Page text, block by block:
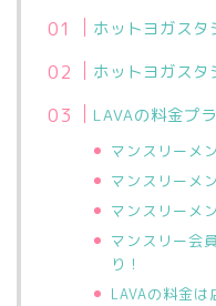
ホットヨガスタ
ホットヨガスタ
LAVAの料金プ
マンスリーメ
マンスリーメ
マンスリーメ
マンスリー会
り！
LAVAの料金は